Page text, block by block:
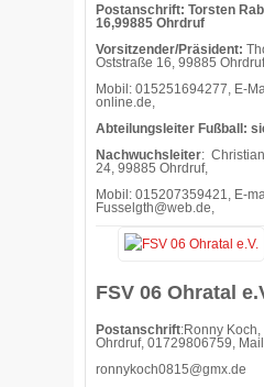
Postanschrift: Torsten
16,99885 Ohrdruf
Vorsitzender/Präsident:
Oststraße 16, 99885
Mobil: 015251694277, E-
online.de,
Abteilungsleiter Fußball:
Nachwuchsleiter:
24, 99885 Ohrdruf,
Mobil: 015207359421, E-
Fusselgth@web.de,
FSV 06 Ohratal
Postanschrift:Ronny
Ohrdruf, 01729806759,
ronnykoch0815@gmx.de